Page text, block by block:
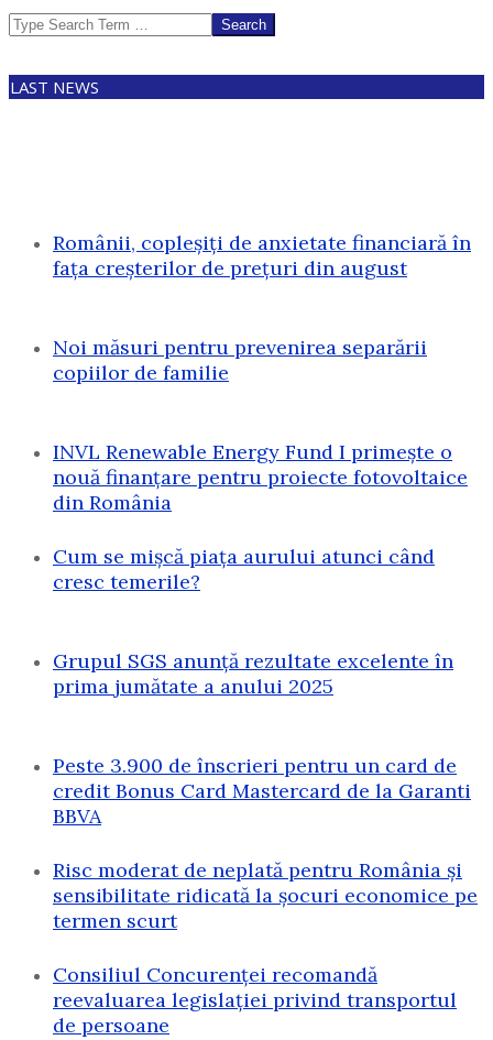
Search
LAST NEWS
Românii, copleșiți de anxietate financiară în
fața creșterilor de prețuri din august
Noi măsuri pentru prevenirea separării
copiilor de familie
INVL Renewable Energy Fund I primește o
nouă finanțare pentru proiecte fotovoltaice
din România
Cum se mișcă piața aurului atunci când
cresc temerile?
Grupul SGS anunță rezultate excelente în
prima jumătate a anului 2025
Peste 3.900 de înscrieri pentru un card de
credit Bonus Card Mastercard de la Garanti
BBVA
Risc moderat de neplată pentru România și
sensibilitate ridicată la șocuri economice pe
termen scurt
Consiliul Concurenței recomandă
reevaluarea legislației privind transportul
de persoane